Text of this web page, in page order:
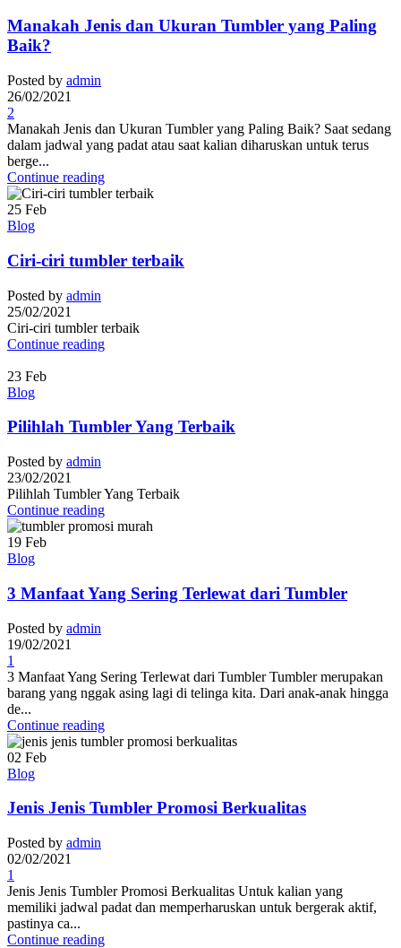
Manakah Jenis dan Ukuran Tumbler yang Paling
Baik?
Posted by admin
26/02/2021
2
Manakah Jenis dan Ukuran Tumbler yang Paling Baik? Saat sedang
dalam jadwal yang padat atau saat kalian diharuskan untuk terus
berge...
Continue reading
25 Feb
Blog
Ciri-ciri tumbler terbaik
Posted by admin
25/02/2021
Ciri-ciri tumbler terbaik
Continue reading
23 Feb
Blog
Pilihlah Tumbler Yang Terbaik
Posted by admin
23/02/2021
Pilihlah Tumbler Yang Terbaik
Continue reading
19 Feb
Blog
3 Manfaat Yang Sering Terlewat dari Tumbler
Posted by admin
19/02/2021
1
3 Manfaat Yang Sering Terlewat dari Tumbler Tumbler merupakan
barang yang nggak asing lagi di telinga kita. Dari anak-anak hingga
de...
Continue reading
02 Feb
Blog
Jenis Jenis Tumbler Promosi Berkualitas
Posted by admin
02/02/2021
1
Jenis Jenis Tumbler Promosi Berkualitas Untuk kalian yang
memiliki jadwal padat dan memperharuskan untuk bergerak aktif,
pastinya ca...
Continue reading